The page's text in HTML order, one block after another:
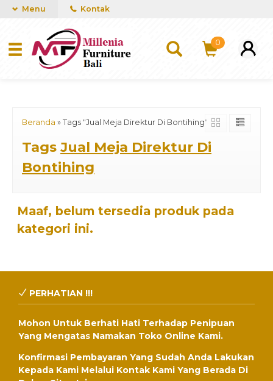
mUCn7CwGawCVTvwq7a99f4AgACOVgZvYEW65FFSDBf0
Menu Kontak
0
Beranda » Tags "Jual Meja Direktur Di Bontihing"
Tags Jual Meja Direktur Di
Bontihing
Maaf, belum tersedia produk pada
kategori ini.
PERHATIAN !!!
Mohon Untuk Berhati Hati Terhadap Penipuan
Yang Mengatas Namakan Toko Online Kami.
Konfirmasi Pembayaran Yang Sudah Anda Lakukan
Kepada Kami Melalui Kontak Kami Yang Berada Di